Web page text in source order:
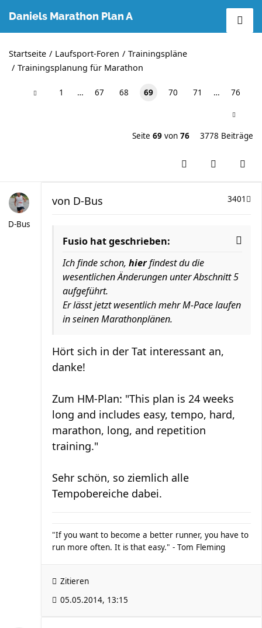
Daniels Marathon Plan A
Startseite Laufsport-Foren
Trainingspläne
Trainingsplanung für Marathon
1 … 67 68 69 70 71 … 76
Seite 69 von 76 3778 Beiträge
D-Bus
3401
von D-Bus
Fusio hat geschrieben:
Ich finde schon, hierfindest du die
wesentlichen Änderungen unter Abschnitt 5
aufgeführt.
Er lässt jetzt wesentlich mehr M-Pace laufen
in seinen Marathonplänen.
Hört sich in der Tat interessant an,
danke!
Zum HM-Plan: "This plan is 24 weeks
long and includes easy, tempo, hard,
marathon, long, and repetition
training."
Sehr schön, so ziemlich alle
Tempobereiche dabei.
"If you want to become a better runner, you have to
run more often. It is that easy." - Tom Fleming
Zitieren
05.05.2014, 13:15